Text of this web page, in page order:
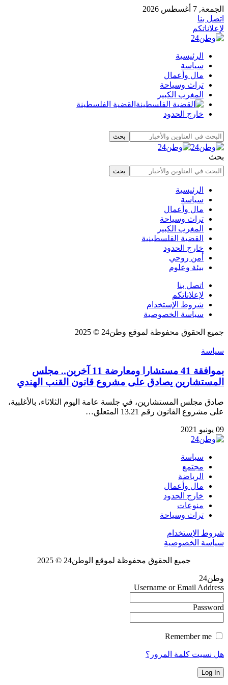
الجمعة, 7 أغسطس 2026
اتصل بنا
لإعلاناتكم
الرئيسية
سياسة
مال وأعمال
تراث وسياحة
المغرب الكبير
القضية الفلسطينة
خارج الحدود
بحث
الرئيسية
سياسة
مال وأعمال
تراث وسياحة
المغرب الكبير
القضية الفلسطينية
خارج الحدود
أمن روحي
بيئة وعلوم
اتصل بنا
لإعلاناتكم
شروط الإستخدام
سياسة الخصوصية
جميع الحقوق محفوظة لموقع وطن24 © 2025
سياسة
بموافقة 41 مستشارا ومعارضة 11 آخرين.. مجلس
المستشارين يصادق على مشروع قانون القنب الهندي
صادق مجلس المستشارين، في جلسة عامة اليوم الثلاثاء، بالأغلبية،
على مشروع القانون رقم 13.21 المتعلق…
09 يونيو 2021
سياسة
مجتمع
الرياضة
مال وأعمال
خارج الحدود
منوعات
تراث وسياحة
شروط الإستخدام
سياسة الخصوصية
جميع الحقوق محفوظة لموقع الوطن24 © 2025
وطن24
Username or Email Address
Password
هل نسيت كلمة المرور؟